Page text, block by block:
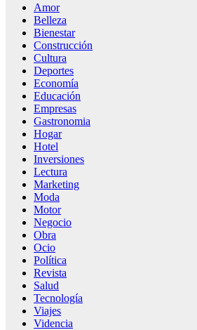
Amor
Belleza
Bienestar
Construcción
Cultura
Deportes
Economía
Educación
Empresas
Gastronomia
Hogar
Hotel
Inversiones
Lectura
Marketing
Moda
Motor
Negocio
Obra
Ocio
Política
Revista
Salud
Tecnología
Viajes
Videncia